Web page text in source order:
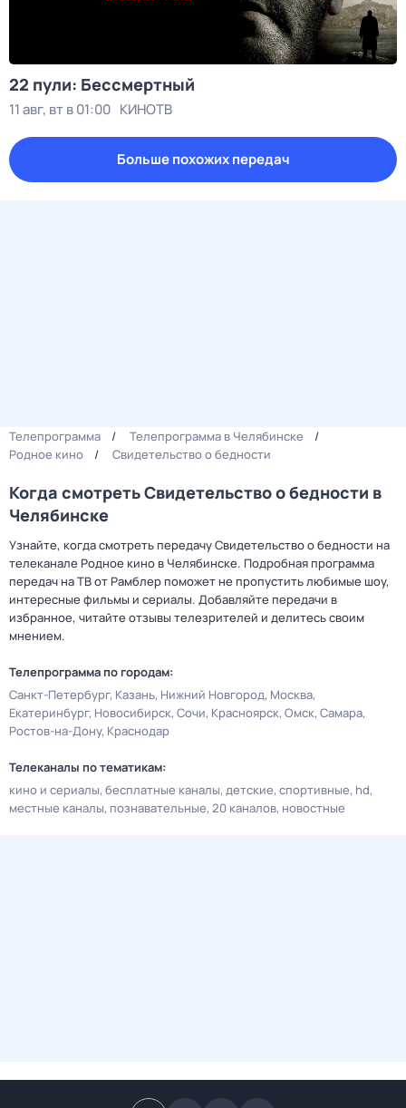
22 пули: Бессмертный
11 авг, вт в 01:00 КИНОТВ
Больше похожих передач
Телепрограмма
Телепрограмма в Челябинске
Родное кино
Свидетельство о бедности
Когда смотреть Свидетельство о бедности в
Челябинске
Узнайте, когда смотреть передачу Свидетельство о бедности на
телеканале Родное кино в Челябинске. Подробная программа
передач на ТВ от Рамблер поможет не пропустить любимые шоу,
интересные фильмы и сериалы. Добавляйте передачи в
избранное, читайте отзывы телезрителей и делитесь своим
мнением.
Телепрограмма по городам:
Санкт-Петербург Казань Нижний Новгород Москва
Екатеринбург Новосибирск Сочи Красноярск Омск Самара
Ростов-на-Дону Краснодар
Телеканалы по тематикам:
кино и сериалы бесплатные каналы детские спортивные hd
местные каналы познавательные 20 каналов новостные